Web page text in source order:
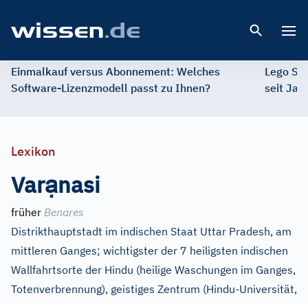
Einmalkauf versus Abonnement: Welches
Software-Lizenzmodell passt zu Ihnen?
Lego
seit
Lexikon
Varạnasi
früher Benares
Distrikthauptstadt im indischen Staat Uttar Pradesh, am
mittleren Ganges; wichtigster der 7 heiligsten indischen
Wallfahrtsorte der Hindu (heilige Waschungen im Ganges,
Totenverbrennung), geistiges Zentrum (Hindu-Universität,